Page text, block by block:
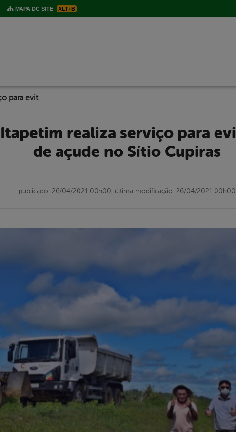
MAPA DO SITE ALT+B
Prefeitura de Itapetim realiza serviço para evitar rompimento de açude no Sítio Cupiras
de açude no Sítio Cupiras
publicado: 26/04/2021 00h00, última modificação: 26/04/2021 00h00